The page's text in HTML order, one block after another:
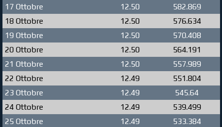
17 Ottobre 12.50
582.869
18 Ottobre
12.50
576.634
19 Ottobre
12.50
570.408
20 Ottobre
12.50
564.191
21 Ottobre
12.50
557.989
22 Ottobre
12.49
551.804
23 Ottobre
12.49
545.64
24 Ottobre
12.49
539.499
25 Ottobre
12.49
533.384